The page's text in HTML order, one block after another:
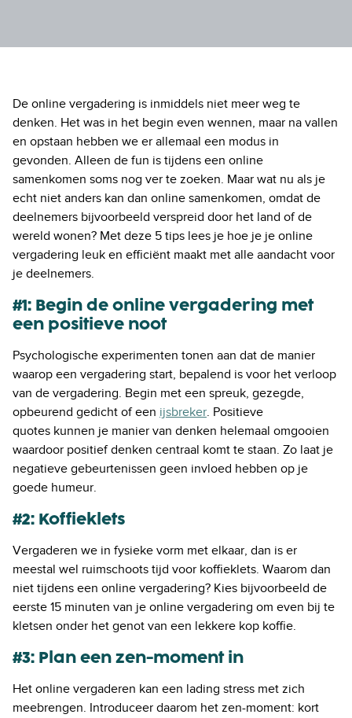
De online vergadering is inmiddels niet meer weg te
denken. Het was in het begin even wennen, maar na vallen
en opstaan hebben we er allemaal een modus in
gevonden. Alleen de fun is tijdens een online
samenkomen soms nog ver te zoeken. Maar wat nu als je
echt niet anders kan dan online samenkomen, omdat de
deelnemers bijvoorbeeld verspreid door het land of de
wereld wonen? Met deze 5 tips lees je hoe je je online
vergadering leuk en efficiënt maakt met alle aandacht voor
je deelnemers.
#1: Begin de online vergadering met
een positieve noot
Psychologische experimenten tonen aan dat de manier
waarop een vergadering start, bepalend is voor het verloop
van de vergadering. Begin met een spreuk, gezegde,
opbeurend gedicht of een ijsbreker. Positieve
quotes kunnen je manier van denken helemaal omgooien
waardoor positief denken centraal komt te staan. Zo laat je
negatieve gebeurtenissen geen invloed hebben op je
goede humeur.
#2: Koffieklets
Vergaderen we in fysieke vorm met elkaar, dan is er
meestal wel ruimschoots tijd voor koffieklets. Waarom dan
niet tijdens een online vergadering? Kies bijvoorbeeld de
eerste 15 minuten van je online vergadering om even bij te
kletsen onder het genot van een lekkere kop koffie.
#3: Plan een zen-moment in
Het online vergaderen kan een lading stress met zich
meebrengen. Introduceer daarom het zen-moment: kort